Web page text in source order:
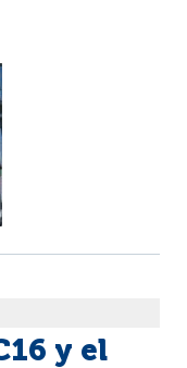
y el